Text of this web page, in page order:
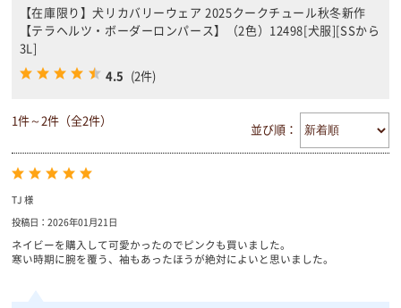
【在庫限り】犬リカバリーウェア 2025クークチュール秋冬新作
【テラヘルツ・ボーダーロンパース】（2色）12498[犬服][SSから
3L]
4.5 (2件)
1件～2件（全2件）
並び順：
TJ 様
投稿日：2026年01月21日
ネイビーを購入して可愛かったのでピンクも買いました。
寒い時期に腕を覆う、袖もあったほうが絶対によいと思いました。